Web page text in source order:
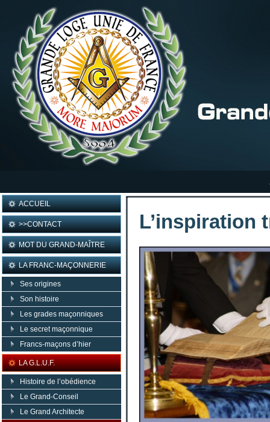
ACCUEIL
>>CONTACT
MOT DU GRAND-MAÎTRE
LA FRANC-MAÇONNERIE
Ses origines
Son histoire
Les grades maçonniques
Le secret maçonnique
Francs-maçons d’hier
LA G.L.U.F.
Histoire de l’obédience
Le Grand-Conseil
Le Grand Architecte
L’inspiration